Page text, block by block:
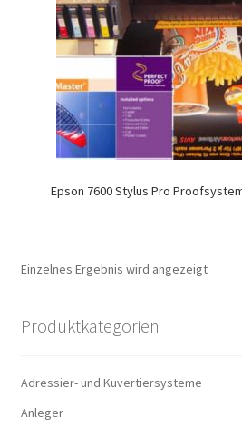
Epson 7600 Stylus Pro
Einzelnes Ergebnis wird angezeigt
Produktkategorien
Adressier- und Kuvertiersysteme
Anleger